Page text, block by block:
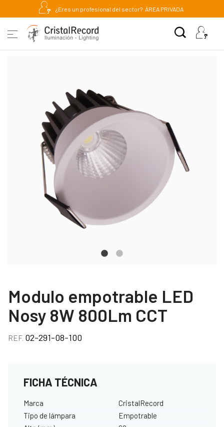
¿Eres un profesional del sector? ÁREA PRIVADA
Modulo empotrable LED
Nosy 8W 800Lm CCT
REF. 02-291-08-100
FICHA TÉCNICA
Marca
CristalRecord
Tipo de lámpara
Empotrable